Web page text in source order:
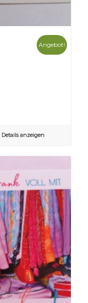
Angebot!
Details anzeigen